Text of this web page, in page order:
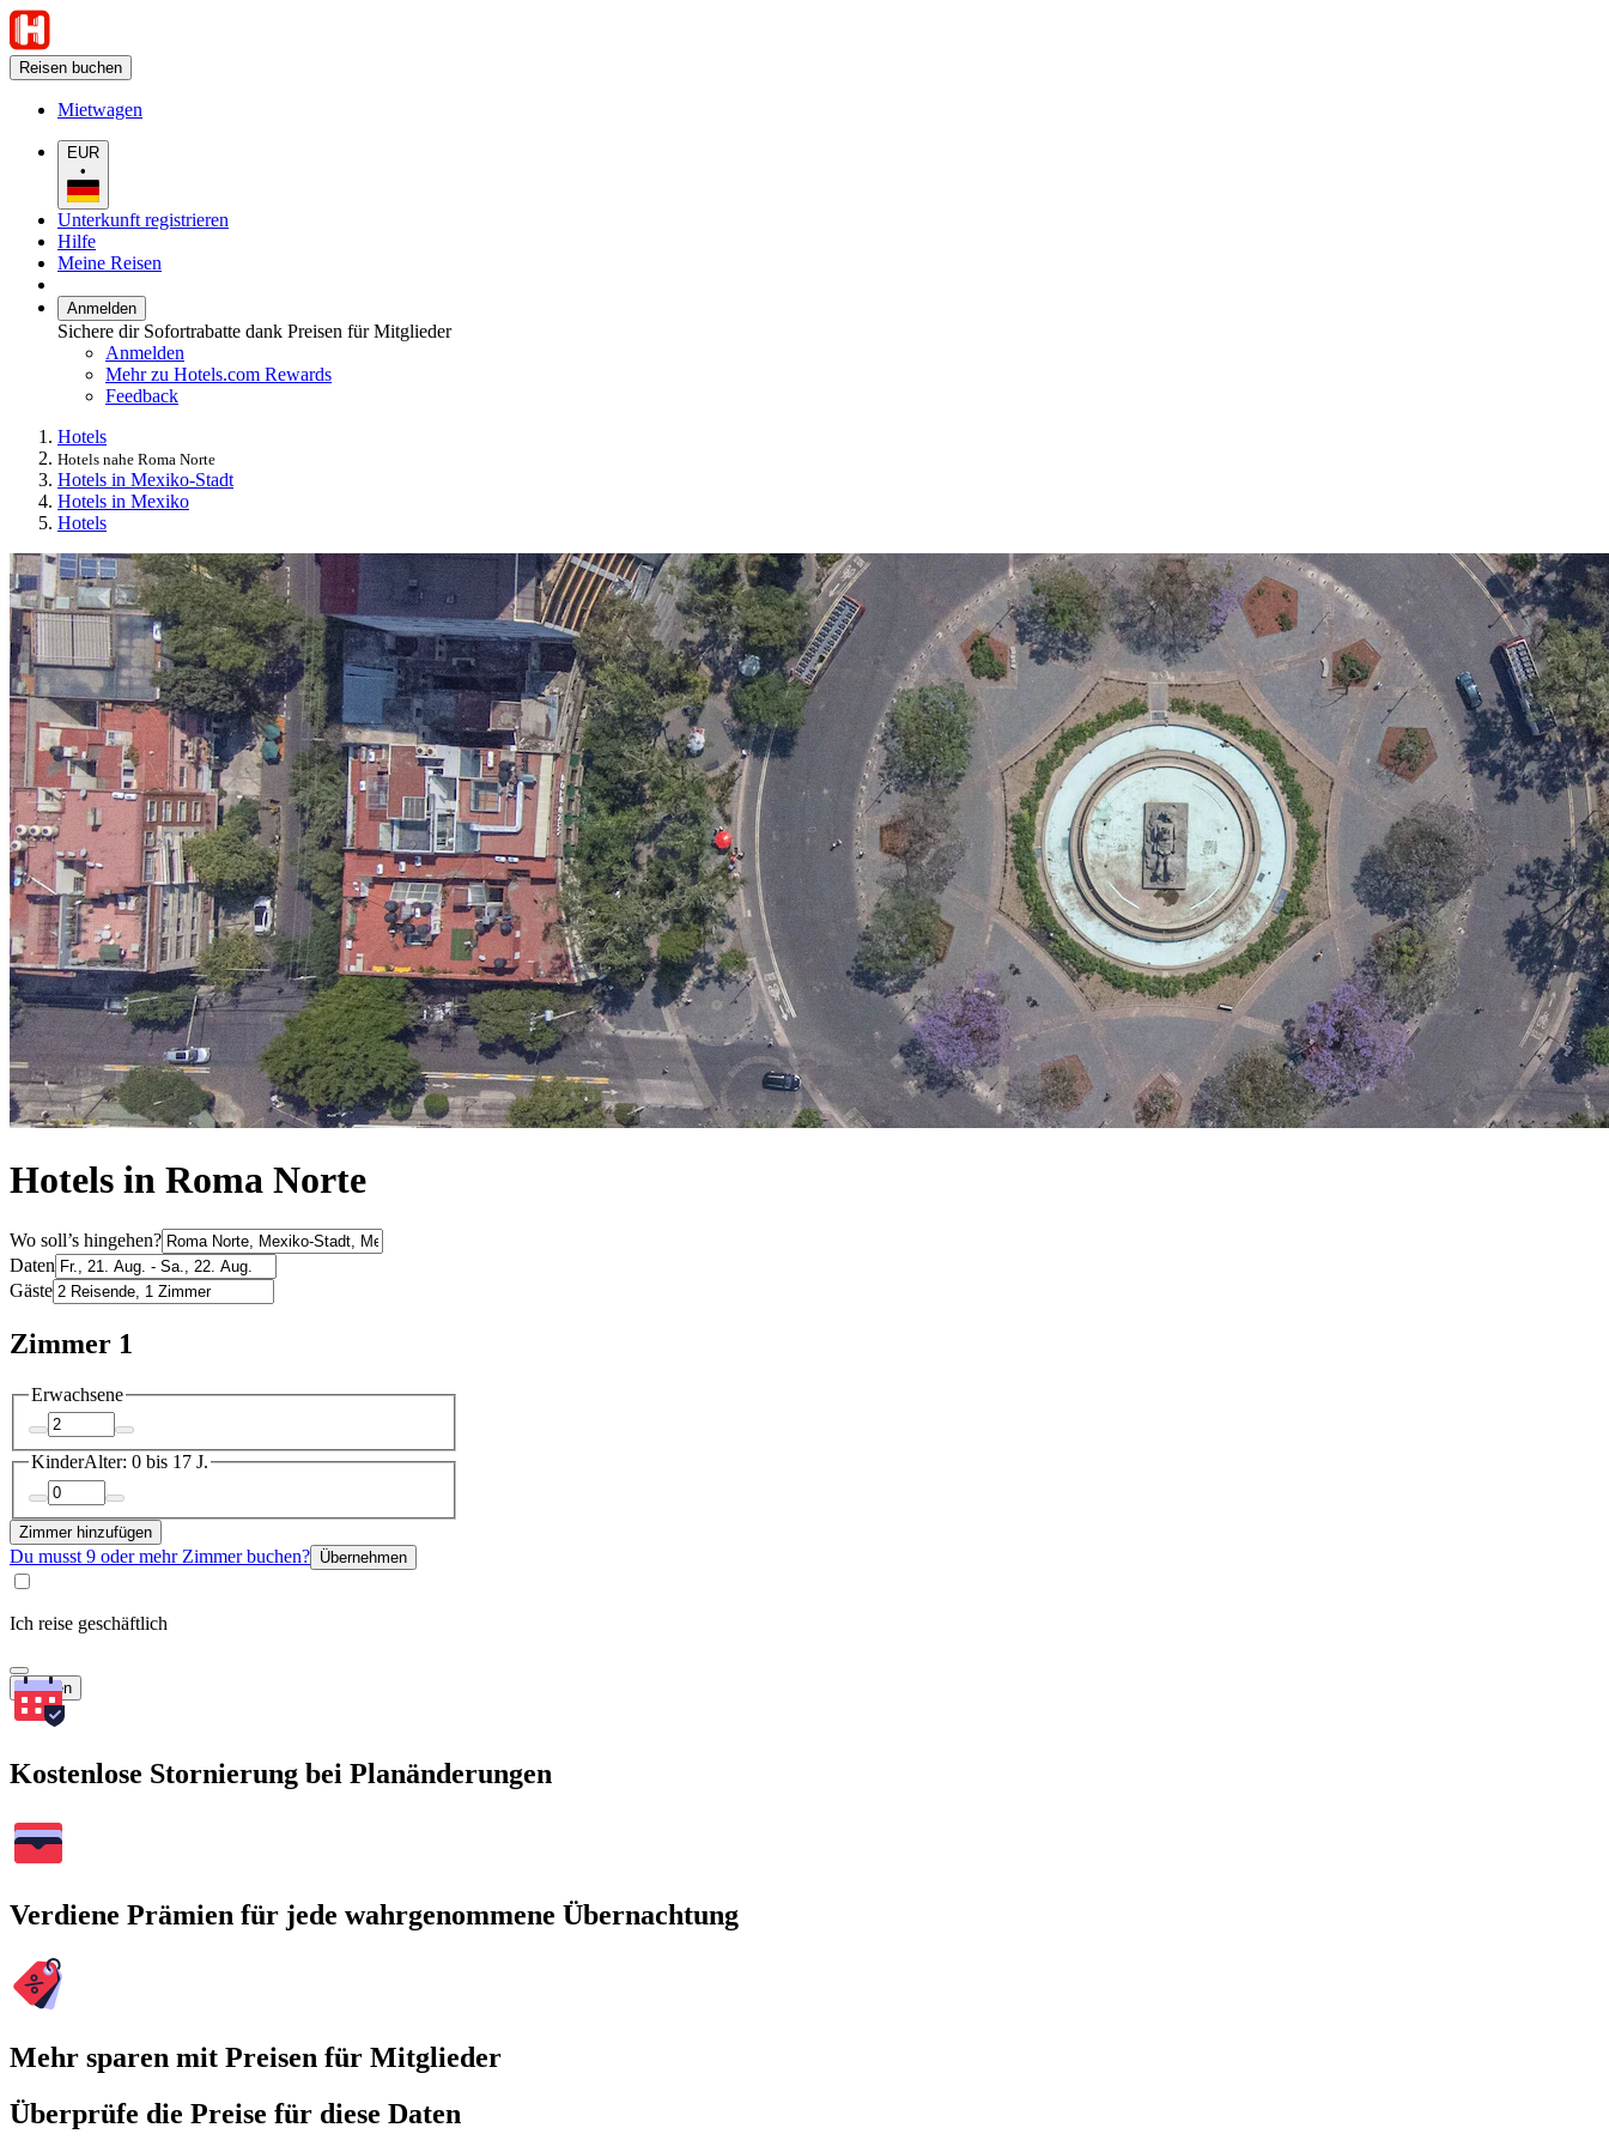
Reisen buchen
Mietwagen
EUR
•
Unterkunft registrieren
Hilfe
Meine Reisen
Anmelden
Sichere dir Sofortrabatte dank Preisen für Mitglieder
Anmelden
Mehr zu Hotels.com Rewards
Feedback
Hotels
Hotels nahe Roma Norte
Hotels in Mexiko-Stadt
Hotels in Mexiko
Hotels
Hotels in Roma Norte
Wo soll’s hingehen?
Daten
Gäste
Zimmer 1
Erwachsene
KinderAlter: 0 bis 17 J.
Zimmer hinzufügen
Du musst 9 oder mehr Zimmer buchen? Übernehmen
Ich reise geschäftlich
Suchen
Kostenlose Stornierung bei Planänderungen
Verdiene Prämien für jede wahrgenommene Übernachtung
Mehr sparen mit Preisen für Mitglieder
Überprüfe die Preise für diese Daten